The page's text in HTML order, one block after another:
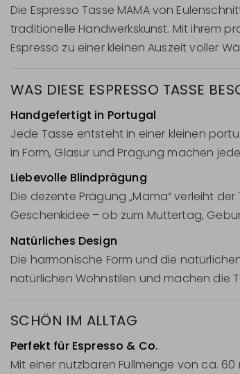
Die Espresso Tasse MAMA von
traditionelle Handwerkskunst. Mit ihrem
Espresso zu einer kleinen Auszeit voller
WAS DIESE ESPRESSO TASSE
Handgefertigt in Portugal
Jede Tasse entsteht in einer kleinen
in Form, Glasur und Prägung machen
Liebevolle Blindprägung
Die dezente Prägung „Mama“ verleiht
Geschenkidee – ob zum Muttertag,
Natürliches Design
Die harmonische Form und die
natürlichen Wohnstilen und machen die
SCHÖN IM ALLTAG
Perfekt für Espresso & Co.
Mit einer nutzbaren Füllmenge von ca.